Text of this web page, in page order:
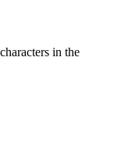
in the